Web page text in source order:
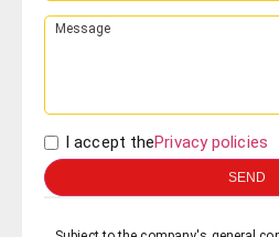
I accept thePrivacy policies
SEND